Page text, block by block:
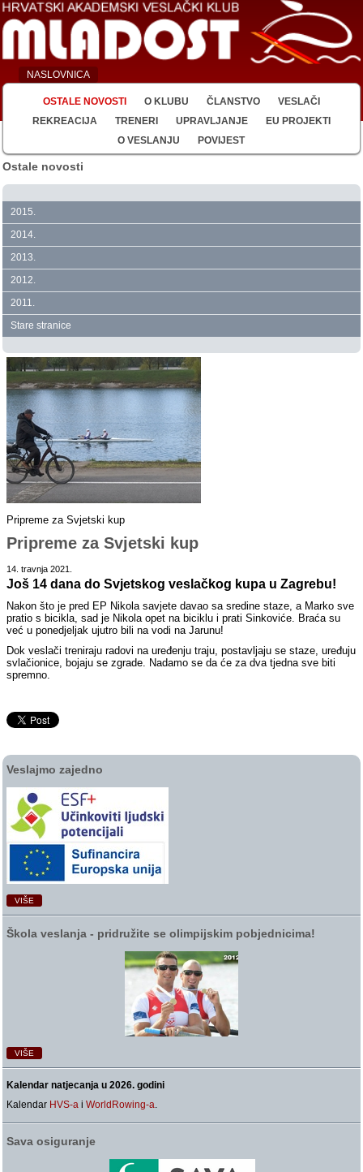
NASLOVNICA
OSTALE NOVOSTI O KLUBU ČLANSTVO
VESLAČI
REKREACIJA
TRENERI UPRAVLJANJE
EU PROJEKTI
O VESLANJU
POVIJEST
Ostale novosti
2015.
2014.
2013.
2012.
2011.
Stare stranice
Pripreme za Svjetski kup
Pripreme za Svjetski kup
14. travnja 2021.
Još 14 dana do Svjetskog veslačkog kupa u Zagrebu!
Nakon što je pred EP Nikola savjete davao sa sredine staze, a Marko sve
pratio s bicikla, sad je Nikola opet na biciklu i prati Sinkoviće. Braća su
već u ponedjeljak ujutro bili na vodi na Jarunu!
Dok veslači treniraju radovi na uređenju traju, postavljaju se staze, uređuju
svlačionice, bojaju se zgrade. Nadamo se da će za dva tjedna sve biti
spremno.
Veslajmo zajedno
VIŠE
Škola veslanja ‑ pridružite se olimpijskim pobjednicima!
VIŠE
Kalendar natjecanja u 2026. godini
Kalendar HVS-a iWorldRowing-a.
Sava osiguranje